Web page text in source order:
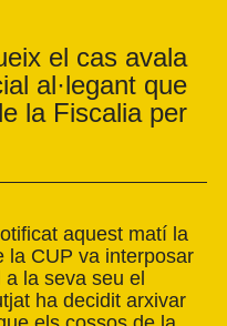
el cas avala
al·legant que
la Fiscalia per
aquest matí la
la CUP va interposar
la seva seu el
ha decidit arxivar